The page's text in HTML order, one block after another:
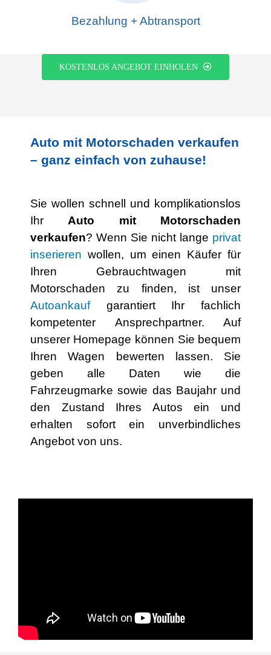
Bezahlung + Abtransport
KOSTENLOS ANGEBOT EINHOLEN
Auto mit Motorschaden verkaufen
– ganz einfach von zuhause!
Sie wollen schnell und komplikationslos
Ihr Auto mit Motorschaden
verkaufen? Wenn Sie nicht lange privat
inserieren wollen, um einen Käufer für
Ihren Gebrauchtwagen mit
Motorschaden zu finden, ist unser
Autoankaufgarantiert Ihr fachlich
kompetenter Ansprechpartner. Auf
unserer Homepage können Sie bequem
Ihren Wagen bewerten lassen. Sie
geben alle Daten wie die
Fahrzeugmarke sowie das Baujahr und
den Zustand Ihres Autos ein und
erhalten sofort ein unverbindliches
Angebot von uns.